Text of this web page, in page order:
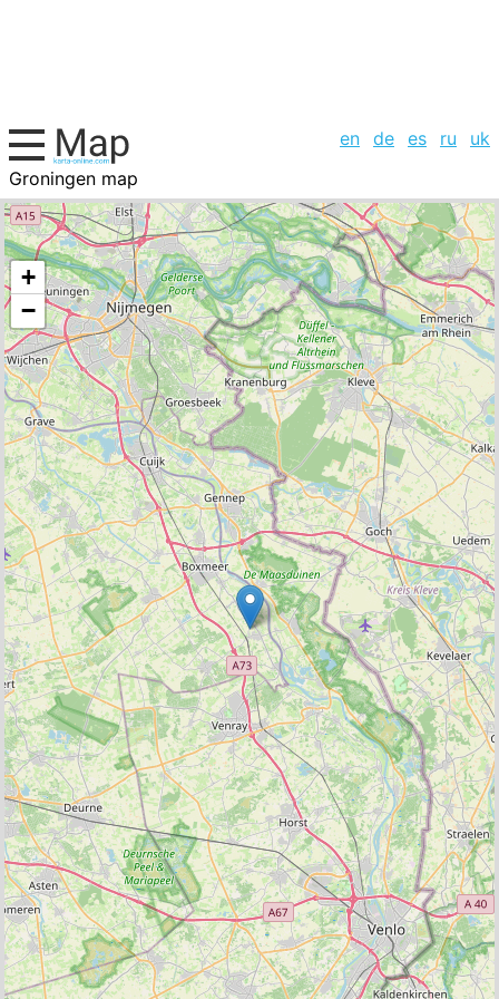
en de es ru
uk
Groningen map
Netherlands, cities list
+
−